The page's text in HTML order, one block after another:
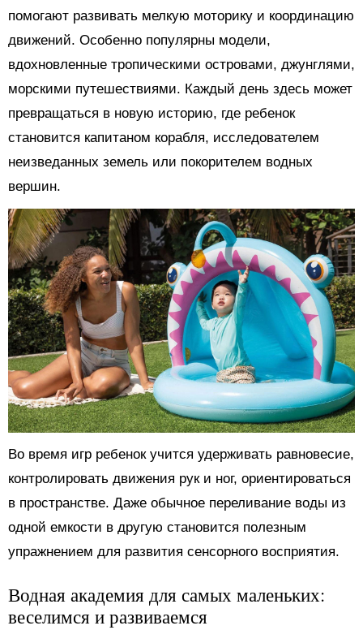
помогают развивать мелкую моторику и координацию
движений. Особенно популярны модели,
вдохновленные тропическими островами, джунглями,
морскими путешествиями. Каждый день здесь может
превращаться в новую историю, где ребенок
становится капитаном корабля, исследователем
неизведанных земель или покорителем водных
вершин.
Во время игр ребенок учится удерживать равновесие,
контролировать движения рук и ног, ориентироваться
в пространстве. Даже обычное переливание воды из
одной емкости в другую становится полезным
упражнением для развития сенсорного восприятия.
Водная академия для самых маленьких:
веселимся и развиваемся